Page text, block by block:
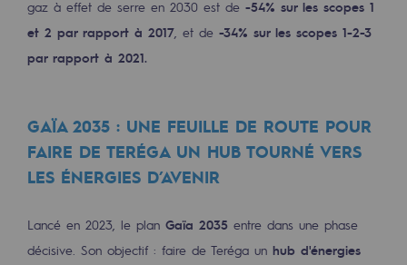
Territorial
Territorial
Social
Social
Notre investissement dans les
Inclusion
gaz à effet de serre en 2030 est de -54% sur les scopes 1
et 2 par rapport à 2017 , et de -34% sur les scopes 1-2-3
par rapport à 2021.
GAÏA 2035 : UNE FEUILLE DE ROUTE POUR
FAIRE DE TERÉGA UN HUB TOURNÉ VERS
LES ÉNERGIES D’AVENIR
Lancé en 2023, le plan Gaïa 2035 entre dans une phase
décisive. Son objectif : faire de Teréga un hub d'énergies